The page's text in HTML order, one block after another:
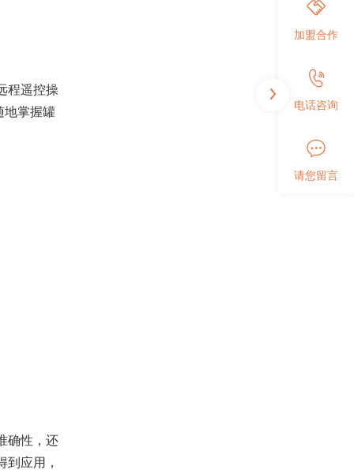
程遥控操
地掌握罐
确性，还
应用，
加盟合作
电话咨询
请您留言